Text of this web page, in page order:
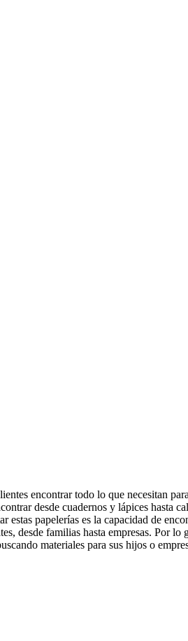
encontrar todo lo que necesitan
desde cuadernos y lápices hasta
papelerías es la capacidad de
desde familias hasta empresas. Por
materiales para sus hijos o